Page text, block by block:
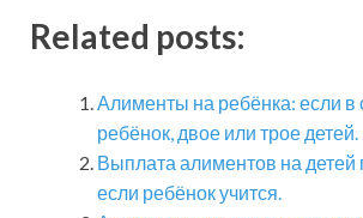
Related posts:
Алименты на ребёнка: если в
ребёнок, двое или трое детей.
Выплата алиментов на детей
если ребёнок учится.